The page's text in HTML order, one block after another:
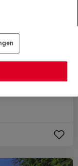
Kauf in